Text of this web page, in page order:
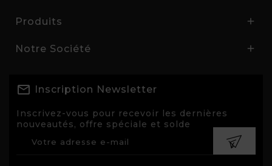
Produits 
Notre Société 
Inscription Newsletter
Inscrivez-vous pour recevoir les dernières
nouveautés, offre spéciale et solde